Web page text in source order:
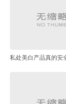
私处美白产品真的安